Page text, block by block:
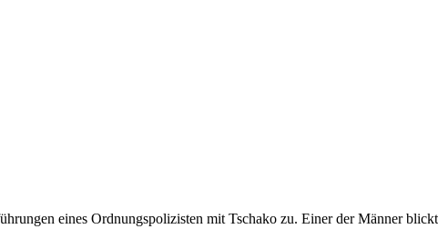
eines Ordnungspolizisten mit Tschako zu. Einer der Männer